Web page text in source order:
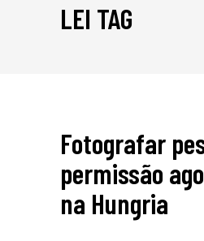
LEI TAG
Fotografar
permissão
na Hungria